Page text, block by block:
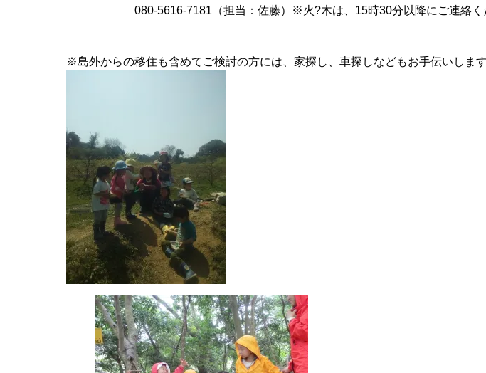
080-5616-7181（担当：佐藤）※火?木は、15時30分以降にご連絡く
※島外からの移住も含めてご検討の方には、家探し、車探しなどもお手伝いします